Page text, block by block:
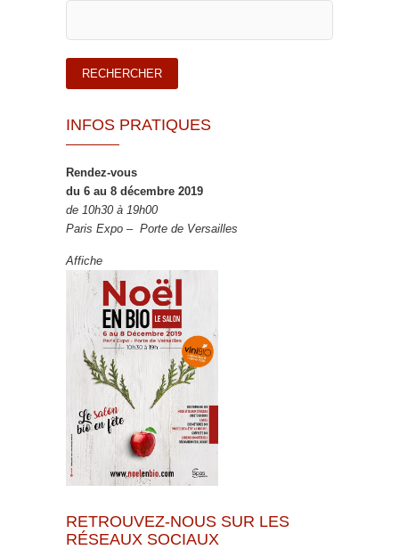
INFOS PRATIQUES
Rendez-vous
du 6 au 8 décembre 2019
de 10h30 à 19h00
Paris Expo – Porte de Versailles
Affiche
RETROUVEZ-NOUS SUR LES
RÉSEAUX SOCIAUX